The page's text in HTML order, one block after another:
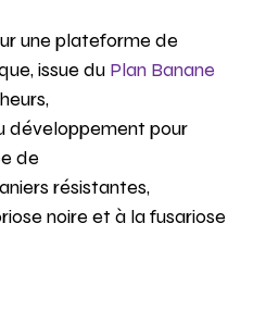
une plateforme de
issue du Plan Banane
développement pour
de
résistantes,
noire et à la fusariose